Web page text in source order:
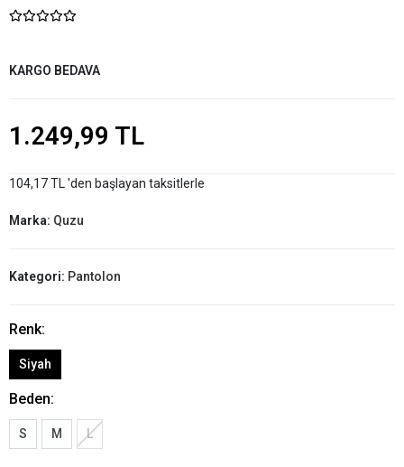
KARGO BEDAVA
1.249,99 TL
104,17 TL 'den başlayan taksitlerle
Marka: Quzu
Kategori: Pantolon
Renk:
Siyah
Beden:
S M L